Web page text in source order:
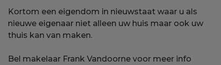
Kortom een eigendom in nieuwstaat waar u als
nieuwe eigenaar niet alleen uw huis maar ook uw
thuis kan van maken.
Bel makelaar Frank Vandoorne voor meer info